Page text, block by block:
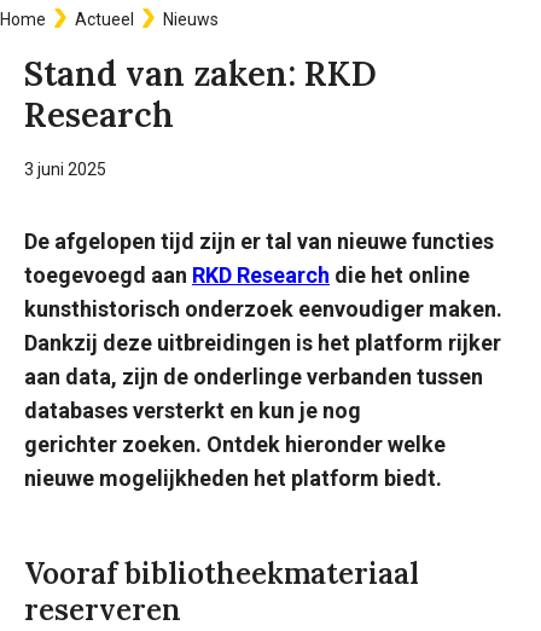
Kruimelpad
Home Actueel Nieuws
Stand van zaken: RKD
Research
3 juni 2025
De afgelopen tijd zijn er tal van nieuwe functies
toegevoegd aan RKD Research die het online
kunsthistorisch onderzoek eenvoudiger maken.
Dankzij deze uitbreidingen is het platform rijker
aan data, zijn de onderlinge verbanden tussen
databases versterkt en kun je nog
gerichter zoeken. Ontdek hieronder welke
nieuwe mogelijkheden het platform biedt.
Vooraf bibliotheekmateriaal
reserveren